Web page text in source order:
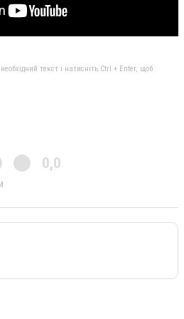
текст і натисніть Ctrl + Enter, щоб
0,0